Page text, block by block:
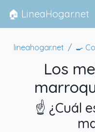
🏠 LineaHogar.net
lineahogar.net 🍳
Los
☝️ ¿Cuál